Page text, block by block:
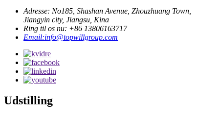
Adresse: No185, Shashan Avenue, Zhouzhuang Town,
Jiangyin city, Jiangsu, Kina
Ring til os nu: +86 13806163717
Email:info@topwillgroup.com
Udstilling